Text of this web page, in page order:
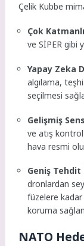
Çelik Kubbe
Çok
ve SİPER gibi
Yapay Zeka
algılama,
seçilmesi
Gelişmiş
ve atış
hava resmi
Geniş Tehdit
dronlardan
füzelere
koruma
NATO